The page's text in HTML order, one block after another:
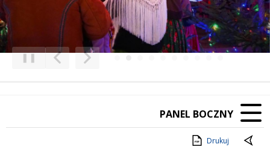
Poprzedni Element
Następny Element
❚❚
PANEL BOCZNY
Drukuj